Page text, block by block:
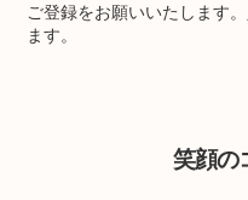
ご登録をお願いいたします
ます。
笑顔の